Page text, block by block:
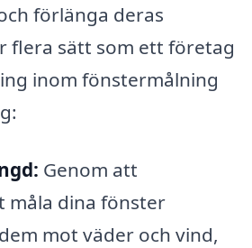
förlänga deras
flera sätt som ett företag
inom fönstermålning
Genom att
måla dina fönster
mot väder och vind,